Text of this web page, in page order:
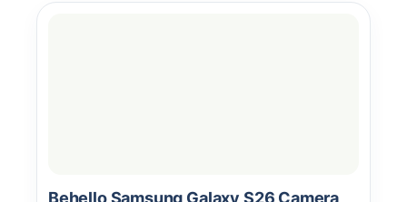
Behello Samsung Galaxy S26 Camera